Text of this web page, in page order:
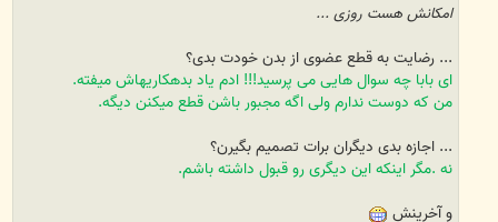
امکانش هست روزی ...
... رضایت به قطع عضوی از بدن خودت بدی؟
ای بابا چه سوال هایی می پرسید!!! ادم یاد بدهکاریهاش میفته.
من که دوست ندارم ولی اگه مجبور باشن قطع میکنن دیگه.
... اجازه بدی دیگران برات تصمیم بگیرن؟
نه .مگر اینکه این دیگری رو قبول داشته باشم.
و آخرینش